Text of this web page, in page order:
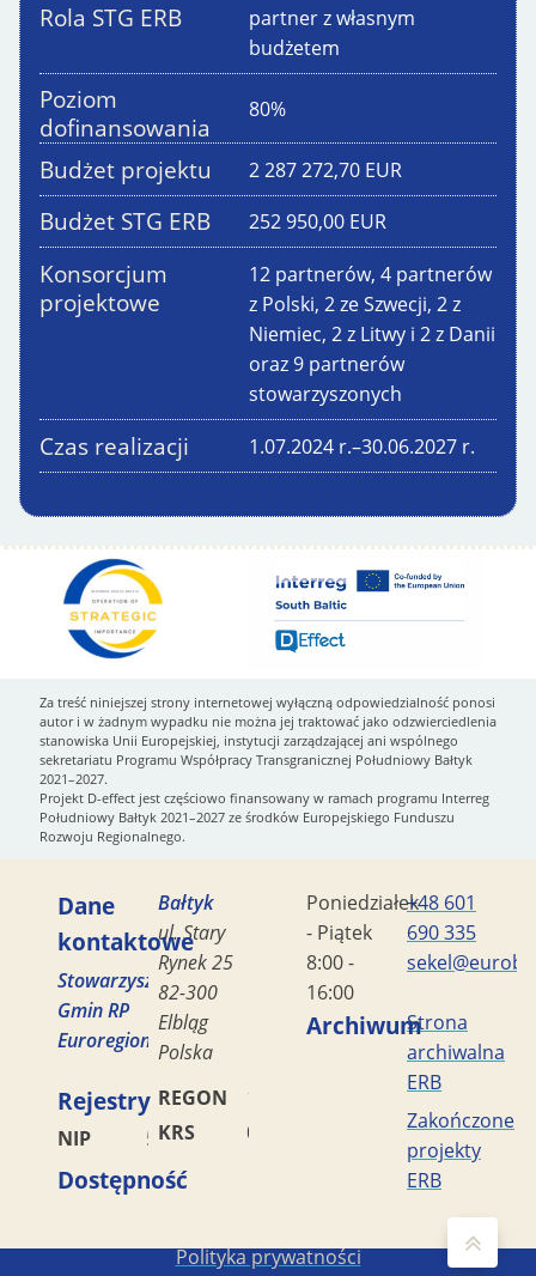
Rola STG ERB
partner z własnym
budżetem
Poziom
dofinansowania
80%
Budżet projektu 2 287 272,70 EUR
Budżet STG ERB 252 950,00 EUR
Konsorcjum
projektowe
12 partnerów, 4 partnerów
z Polski, 2 ze Szwecji, 2 z
Niemiec, 2 z Litwy i 2 z Danii
oraz 9 partnerów
stowarzyszonych
Czas realizacji 1.07.2024 r.–30.06.2027 r.
Za treść niniejszej strony internetowej wyłączną odpowiedzialność ponosi
autor i w żadnym wypadku nie można jej traktować jako odzwierciedlenia
stanowiska Unii Europejskiej, instytucji zarządzającej ani wspólnego
sekretariatu Programu Współpracy Transgranicznej Południowy Bałtyk
2021–2027.
Projekt D-effect jest częściowo finansowany w ramach programu Interreg
Południowy Bałtyk 2021–2027 ze środków Europejskiego Funduszu
Rozwoju Regionalnego.
Dane
kontaktowe
Stowarzyszenie
Gmin RP
Euroregion
Bałtyk
ul. Stary
Rynek 25
82-300
Elbląg
Polska
Rejestry
NIP 5782449856
REGON
170419477
KRS
0000042453
Dostępność
Poniedziałek
- Piątek
8:00 -
16:00
+48 601
690 335
ArchiwumStrona
archiwalna
ERB
Zakończone
projekty
ERB
Polityka prywatności